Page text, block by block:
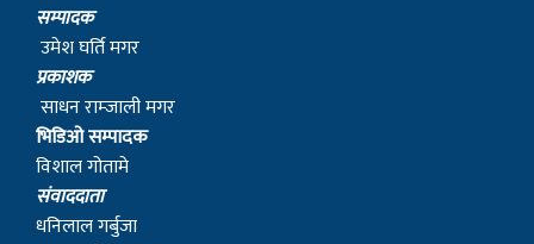
सम्पादक
उमेश घर्ति मगर
प्रकाशक
साधन राम्जाली मगर
भिडिओ सम्पादक
विशाल गोतामे
स‌ंवाददाता
धनिलाल गर्बुजा